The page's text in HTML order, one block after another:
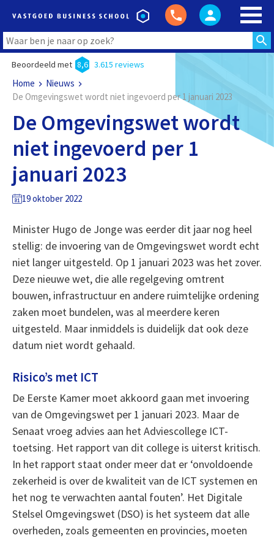
Beoordeeld met 8,6 3.615 reviews
Home
Nieuws
De Omgevingswet wordt niet ingevoerd per 1 januari 2023
De Omgevingswet wordt
niet ingevoerd per 1
januari 2023
19 oktober 2022
Minister Hugo de Jonge was eerder dit jaar nog heel
stellig: de invoering van de Omgevingswet wordt echt
niet langer uitgesteld. Op 1 januari 2023 was het zover.
Deze nieuwe wet, die alle regelgeving omtrent
bouwen, infrastructuur en andere ruimtelijke ordening
zaken moet bundelen, was al meerdere keren
uitgesteld. Maar inmiddels is duidelijk dat ook deze
datum niet wordt gehaald.
Risico’s met ICT
De Eerste Kamer moet akkoord gaan met invoering
van de Omgevingswet per 1 januari 2023. Maar de
Senaat vroeg advies aan het Adviescollege ICT-
toetsing. Het rapport van dit college is uiterst kritisch.
In het rapport staat onder meer dat er ‘onvoldoende
zekerheid is over de kwaliteit van de ICT systemen en
het nog te verwachten aantal fouten’. Het Digitale
Stelsel Omgevingswet (DSO) is het systeem dat alle
overheden, zoals gemeenten en provincies, moeten